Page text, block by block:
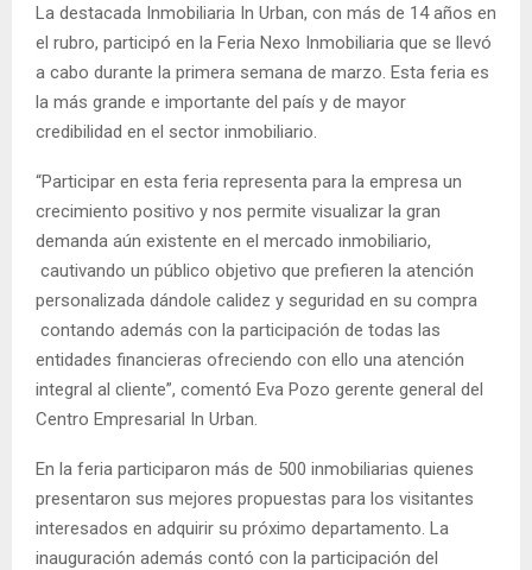
La destacada Inmobiliaria In Urban, con más de 14 años en
el rubro, participó en la Feria Nexo Inmobiliaria que se llevó
a cabo durante la primera semana de marzo. Esta feria es
la más grande e importante del país y de mayor
credibilidad en el sector inmobiliario.
“Participar en esta feria representa para la empresa un
crecimiento positivo y nos permite visualizar la gran
demanda aún existente en el mercado inmobiliario,
cautivando un público objetivo que prefieren la atención
personalizada dándole calidez y seguridad en su compra
contando además con la participación de todas las
entidades financieras ofreciendo con ello una atención
integral al cliente”, comentó Eva Pozo gerente general del
Centro Empresarial In Urban.
En la feria participaron más de 500 inmobiliarias quienes
presentaron sus mejores propuestas para los visitantes
interesados en adquirir su próximo departamento. La
inauguración además contó con la participación del